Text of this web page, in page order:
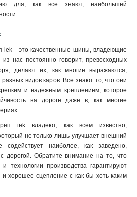
для, как все знают, наибольшей
iek - это качественные шины, владеющие
нас постоянно говорит, превосходных
делают их, как многие выражаются,
видов каров. Все знают то, что они
и надежным креплением, которое
на дороге даже в, как многие
iek владеют, как всем известно,
не только лишь улучшает внешний
наиболее, как заведено,
дорогой. Обратите внимание на то, что
технологии производства гарантируют
хорошее сцепление с как бы хоть каким